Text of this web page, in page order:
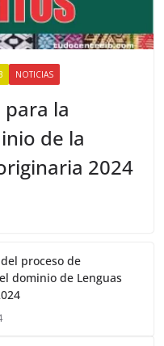
NOTICIAS
para la
de la
2024
proceso de
dominio de Lenguas